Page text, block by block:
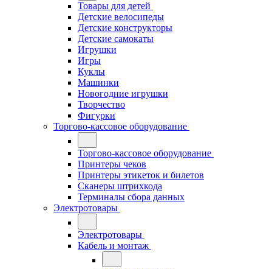
Товары для детей
Детские велосипеды
Детские конструкторы
Детские самокаты
Игрушки
Игры
Куклы
Машинки
Новогодние игрушки
Творчество
Фигурки
Торгово-кассовое оборудование
Торгово-кассовое оборудование
Принтеры чеков
Принтеры этикеток и билетов
Сканеры штрихкода
Терминалы сбора данных
Электротовары
Электротовары
Кабель и монтаж